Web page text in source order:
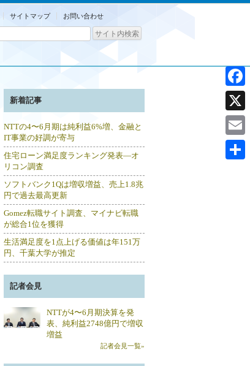
サイトマップ お問い合わせ
新着記事
NTTの4〜6月期は純利益6%増、金融と
IT事業の好調が寄与
住宅ローン満足度ランキング発表―オ
リコン調査
ソフトバンク1Qは増収増益、売上1.8兆
円で過去最高更新
Gomez転職サイト調査、マイナビ転職
が総合1位を獲得
生活満足度を1点上げる価値は年151万
円、千葉大学が推定
記者会見
NTTが4〜6月期決算を発
表、純利益2748億円で増収
増益
記者会見一覧»
X
Email